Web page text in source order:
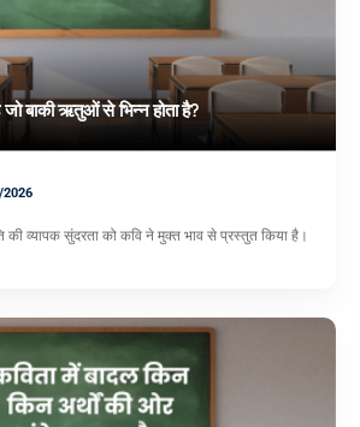
जो बाकी ऋतुओं से भिन्न होता है?
2026
की व्यापक सुंदरता को कवि ने मुक्त भाव से प्रस्तुत किया है।